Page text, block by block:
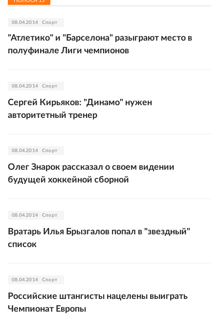
08.04.2014 Спорт
"Атлетико" и "Барселона" разыграют место в
полуфинале Лиги чемпионов
08.04.2014 Спорт
Сергей Кирьяков: "Динамо" нужен
авторитетный тренер
08.04.2014 Спорт
Олег Знарок рассказал о своем видении
будущей хоккейной сборной
08.04.2014 Спорт
Вратарь Илья Брызгалов попал в "звездный"
список
08.04.2014 Спорт
Российские штангисты нацелены выиграть
Чемпионат Европы